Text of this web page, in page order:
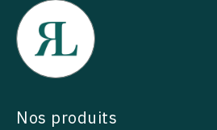
Nos produits